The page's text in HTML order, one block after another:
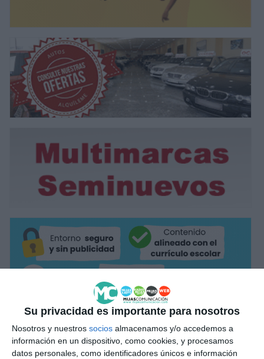
Su privacidad es importante para nosotros
Nosotros y nuestros socios almacenamos y/o accedemos a
información en un dispositivo, como cookies, y procesamos
datos personales, como identificadores únicos e información